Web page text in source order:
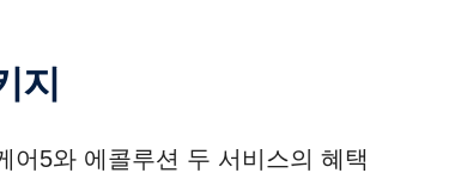
지
어5와 에콜루션 두 서비스의 혜택